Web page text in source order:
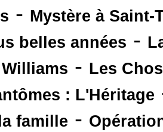
- Mystère à Saint-
belles années -
- Les
: L'Héritage
famille -